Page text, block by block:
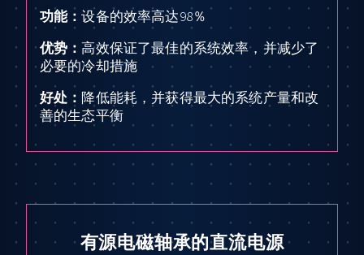
功能：设备的效率高达98％
优势：高效保证了最佳的系统效率，并减少了
必要的冷却措施
好处： 降低能耗，并获得最大的系统产量和改
善的生态平衡
有源电磁轴承的直流电源